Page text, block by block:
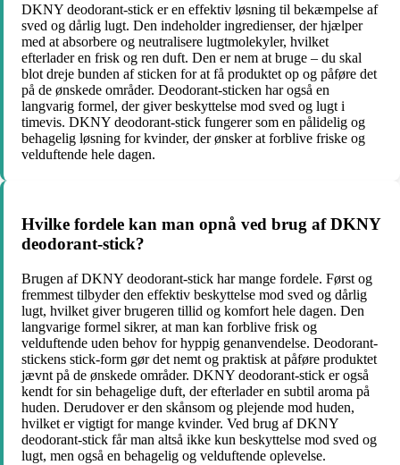
DKNY deodorant-stick er en effektiv løsning til bekæmpelse af
sved og dårlig lugt. Den indeholder ingredienser, der hjælper
med at absorbere og neutralisere lugtmolekyler, hvilket
efterlader en frisk og ren duft. Den er nem at bruge – du skal
blot dreje bunden af sticken for at få produktet op og påføre det
på de ønskede områder. Deodorant-sticken har også en
langvarig formel, der giver beskyttelse mod sved og lugt i
timevis. DKNY deodorant-stick fungerer som en pålidelig og
behagelig løsning for kvinder, der ønsker at forblive friske og
velduftende hele dagen.
Hvilke fordele kan man opnå ved brug af DKNY
deodorant-stick?
Brugen af DKNY deodorant-stick har mange fordele. Først og
fremmest tilbyder den effektiv beskyttelse mod sved og dårlig
lugt, hvilket giver brugeren tillid og komfort hele dagen. Den
langvarige formel sikrer, at man kan forblive frisk og
velduftende uden behov for hyppig genanvendelse. Deodorant-
stickens stick-form gør det nemt og praktisk at påføre produktet
jævnt på de ønskede områder. DKNY deodorant-stick er også
kendt for sin behagelige duft, der efterlader en subtil aroma på
huden. Derudover er den skånsom og plejende mod huden,
hvilket er vigtigt for mange kvinder. Ved brug af DKNY
deodorant-stick får man altså ikke kun beskyttelse mod sved og
lugt, men også en behagelig og velduftende oplevelse.